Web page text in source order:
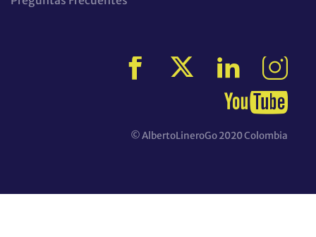
© AlbertoLineroGo 2020 Colombia